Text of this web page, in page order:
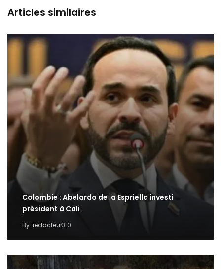
Articles similaires
Colombie : Abelardo de la Espriella investi
président à Cali
By redacteur3.0